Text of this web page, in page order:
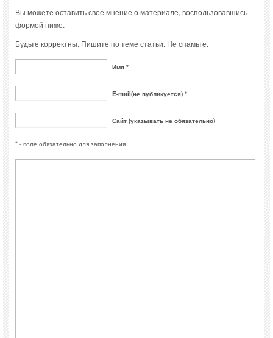
Вы можете оставить своё мнение о материале, воспользовавшись
формой ниже.
Будьте корректны. Пишите по теме статьи. Не спамьте.
Имя *
E-mail(не публикуется) *
Сайт (указывать не обязательно)
* - поле обязательно для заполнения